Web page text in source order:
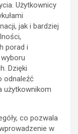
Użytkownicy
jak i bardziej
porad i
Dzięki
odnaleźć
użytkownikom
co pozwala
w